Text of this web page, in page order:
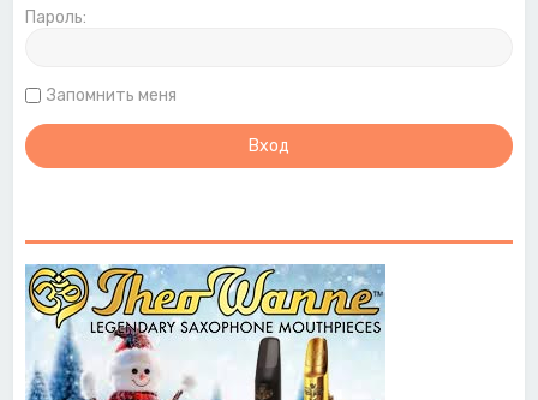
Пароль:
Запомнить меня